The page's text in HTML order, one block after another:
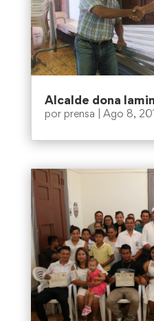
Alcalde dona
por prensa Ago 8,